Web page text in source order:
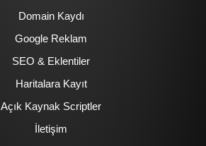
Domain Kaydı
Google Reklam
SEO & Eklentiler
Haritalara Kayıt
Açık Kaynak Scriptler
İletişim